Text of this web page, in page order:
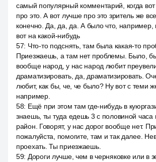
самый популярный комментарий, когда
про это. А вот лучше про это зритель же
конечно. Да, да, да. А было что, например,
вот на какой-нибудь
57: Что-то подснять, там была какая-то
Приезжаешь, а там нет проблемы. Было,
вообще народ, у нас народ любит
драматизировать, да, драматизировать.
любит, как бы, че, че было? Ну вот с теми
например.
58: Ещё при этом там где-нибудь в
знаешь, ты туда едешь 3 с половиной часа
район. Говорят, у нас дорог вообще нет.
пожалуйста, помогите, там и так далее.
проехать. Ты приезжаешь.
59: Дороги лучше, чем в черняковке или в